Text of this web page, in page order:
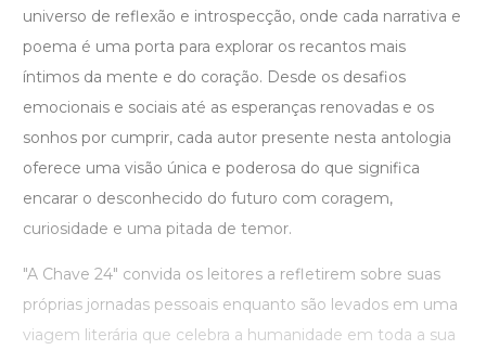
universo de reflexão e introspecção, onde cada narrativa e
poema é uma porta para explorar os recantos mais
íntimos da mente e do coração. Desde os desafios
emocionais e sociais até as esperanças renovadas e os
sonhos por cumprir, cada autor presente nesta antologia
oferece uma visão única e poderosa do que significa
encarar o desconhecido do futuro com coragem,
curiosidade e uma pitada de temor.
"A Chave 24" convida os leitores a refletirem sobre suas
próprias jornadas pessoais enquanto são levados em uma
viagem literária que celebra a humanidade em toda a sua